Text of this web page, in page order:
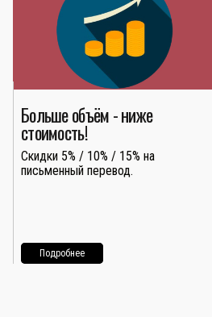
Больше объём - ниже
стоимость!
Скидки 5% / 10% / 15% на
письменный перевод.
Подробнее